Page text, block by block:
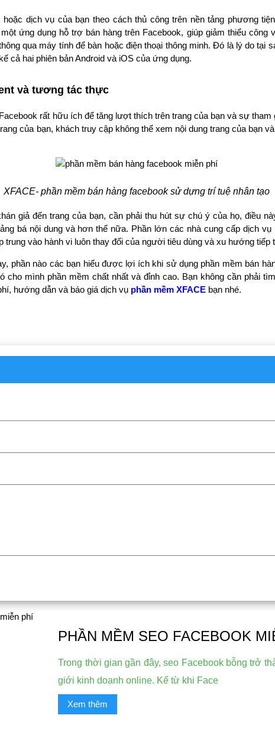
dịch vụ của bạn theo cách thủ công trên nền tảng phương
ứng dụng hỗ trợ bán hàng trên Facebook, giúp giảm thiểu công
qua máy tính để bàn hoặc điện thoại thông minh. Đó là lý do tại
cả hai phiên bản Android và iOS của ứng dụng.
và tương tác thực
rất hữu ích để tăng lượt thích trên trang của bạn và sự
của bạn, khách truy cập không thể xem nội dung trang của bạn
XFACE- phần mềm bán hàng facebook sử dựng trí tuệ nhân tạo
giả đến trang của bạn, cần phải thu hút sự chú ý của họ, điều
bá nội dung và hơn thế nữa. Phần lớn các nhà cung cấp dịch vụ
trung vào hành vi luôn thay đổi của người tiêu dùng và xu hướng tiếp
phần nào các bạn hiểu được lợi ích khi sử dụng phần mềm bán
cho mình phần mềm chất nhất và đỉnh cao. Bạn không cần phải
hướng dẫn và báo giá dịch vụ phần mềm XFACE bạn nhé.
PHẦN MỀM SEO FACEBOOK
Trong thời gian gần đây, seo Facebook bỗng trở
giới kinh doanh online. Kể từ khi Face
Xem thêm